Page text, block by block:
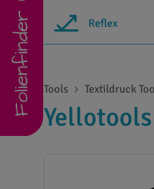
Reflex
Folienfinder Tools Textildruck